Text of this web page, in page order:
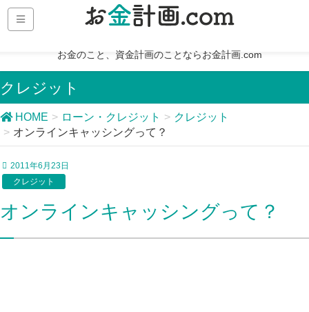
お金のこと、資金計画のことならお金計画.com
クレジット
HOME ローン・クレジット
クレジット
オンラインキャッシングって？
2011年6月23日
クレジット
オンラインキャッシングって？